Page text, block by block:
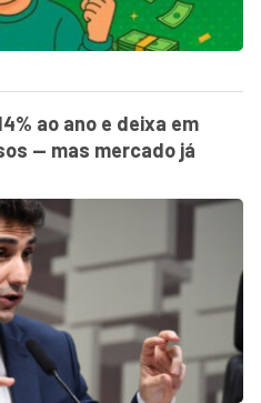
ao ano e deixa em
— mas mercado já